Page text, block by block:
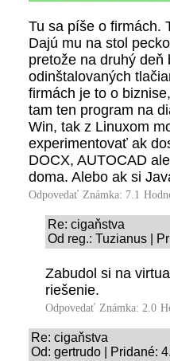
Tu sa píše o firmách.
Dajú mu na stol
pretože na druhý
odinštalovaných
firmách je to o
tam ten program na
Win, tak z Linuxom
experimentovať ak
DOCX, AUTOCAD
doma. Alebo ak si
Odpovedať Známka: 7.1
Re: cigaňstva
Od reg.: Tuzianus |
Zabudol si na
riešenie.
Odpovedať Známka: 2.0
Re: cigaňstva
Od: gertrudo | Pridané: